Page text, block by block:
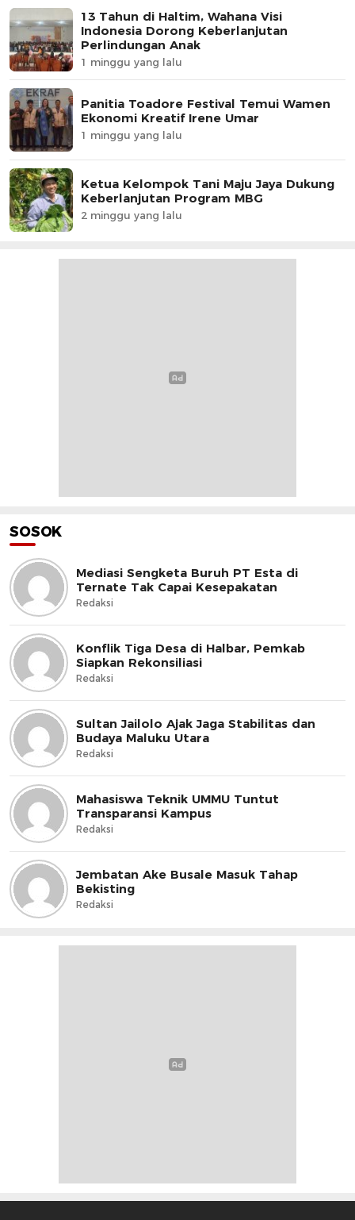
13 Tahun di Haltim, Wahana Visi
Indonesia Dorong Keberlanjutan
Perlindungan Anak
1 minggu yang lalu
Panitia Toadore Festival Temui Wamen
Ekonomi Kreatif Irene Umar
1 minggu yang lalu
Ketua Kelompok Tani Maju Jaya Dukung
Keberlanjutan Program MBG
2 minggu yang lalu
SOSOK
Mediasi Sengketa Buruh PT Esta di
Ternate Tak Capai Kesepakatan
Redaksi
Konflik Tiga Desa di Halbar, Pemkab
Siapkan Rekonsiliasi
Redaksi
Sultan Jailolo Ajak Jaga Stabilitas dan
Budaya Maluku Utara
Redaksi
Mahasiswa Teknik UMMU Tuntut
Transparansi Kampus
Redaksi
Jembatan Ake Busale Masuk Tahap
Bekisting
Redaksi